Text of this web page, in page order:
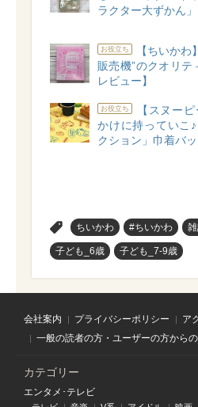
ラクター大ずかん
お役立ち
【ちいかわ
販売機”のクオリ
レビュー】
お役立ち
【スヌー
かけに持っていこ
クション」巾着バ
ちいかわ #ちいかわ
子ども_6歳 子ども_7-9歳
会社案内 プライバシーポリシー ア
一般の読者の方・ユーザーの方から
カテゴリー
エンタメ･テレビ